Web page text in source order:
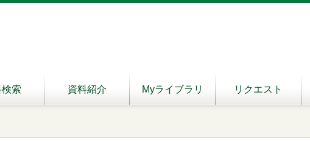
索 資料紹介 Myライブラリ リクエスト